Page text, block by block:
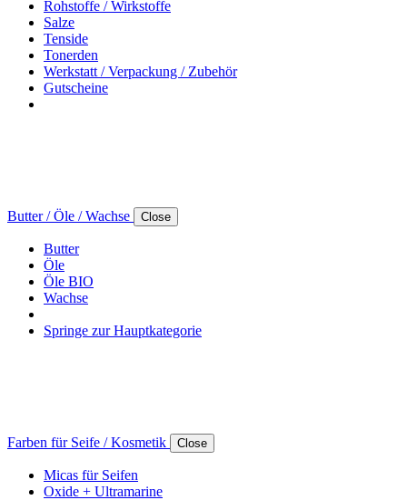
Rohstoffe / Wirkstoffe
Salze
Tenside
Tonerden
Werkstatt / Verpackung / Zubehör
Gutscheine
Butter / Öle / Wachse Close
Butter
Öle
Öle BIO
Wachse
Springe zur Hauptkategorie
Farben für Seife / Kosmetik Close
Micas für Seifen
Oxide + Ultramarine